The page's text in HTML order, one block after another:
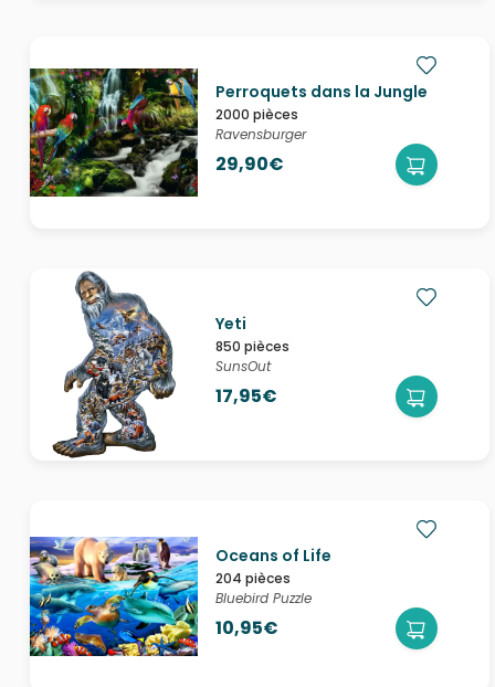
Perroquets dans la Jungle
2000 pièces
Ravensburger
29,90€
Yeti
850 pièces
SunsOut
17,95€
Oceans of Life
204 pièces
Bluebird Puzzle
10,95€